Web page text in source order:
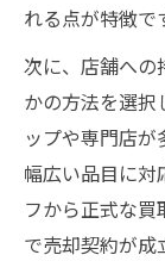
れる点が特徴で
次に、店舗への
かの方法を選択
ップや専門店
幅広い品目に対
フから正式な
で売却契約が成